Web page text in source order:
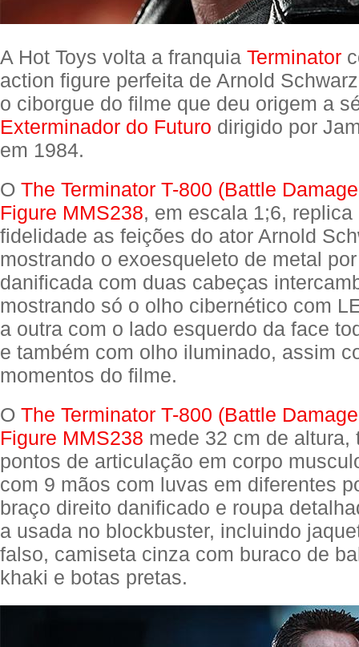
A Hot Toys volta a franquia Terminator
action figure perfeita de Arnold
o ciborgue do filme que deu origem a
Exterminador do Futuro dirigido por
em 1984.
O The Terminator T-800 (Battle
Figure MMS238, em escala 1;6, replica
fidelidade as feições do ator Arnold
mostrando o exoesqueleto de metal
danificada com duas cabeças
mostrando só o olho cibernético com
a outra com o lado esquerdo da face
e também com olho iluminado, assim
momentos do filme.
O The Terminator T-800 (Battle
Figure MMS238 mede 32 cm de altura,
pontos de articulação em corpo
com 9 mãos com luvas em diferentes
braço direito danificado e roupa
a usada no blockbuster, incluindo
falso, camiseta cinza com buraco de
khaki e botas pretas.